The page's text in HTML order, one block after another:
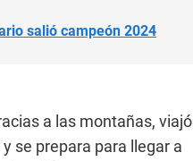
salió campeón 2024
a las montañas, viajó
se prepara para llegar a